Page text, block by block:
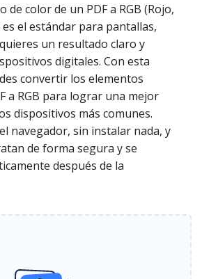
de color de un PDF a RGB (Rojo,
es el estándar para pantallas,
un resultado claro y
digitales. Con esta
convertir los elementos
a RGB para lograr una mejor
dispositivos más comunes.
navegador, sin instalar nada, y
de forma segura y se
después de la